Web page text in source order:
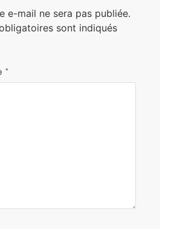
e-mail ne sera pas publiée.
sont indiqués
*